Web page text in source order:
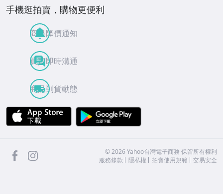
手機逛拍賣，購物更便利
商品降價通知
買賣即時溝通
商品到貨動態
APP Store
facebook ©2026 Yahoo台灣電子商務 保留所有權利
服務條款
隱私權 拍賣使用規範 交易安全